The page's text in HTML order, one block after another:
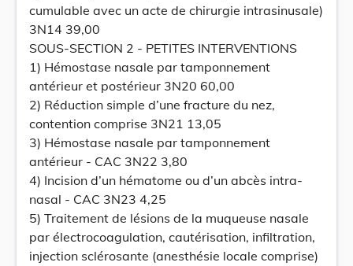
cumulable avec un acte de chirurgie intrasinusale)
3N14 39,00
SOUS-SECTION 2 - PETITES INTERVENTIONS
1) Hémostase nasale par tamponnement
antérieur et postérieur 3N20 60,00
2) Réduction simple d’une fracture du nez,
contention comprise 3N21 13,05
3) Hémostase nasale par tamponnement
antérieur - CAC 3N22 3,80
4) Incision d’un hématome ou d’un abcès intra-
nasal - CAC 3N23 4,25
5) Traitement de lésions de la muqueuse nasale
par électrocoagulation, cautérisation, infiltration,
injection sclérosante (anesthésie locale comprise)